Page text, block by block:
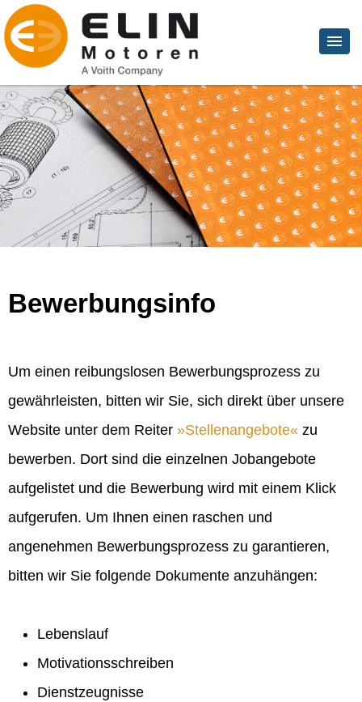
Bewerbungsinfo
Um einen reibungslosen Bewerbungsprozess zu
gewährleisten, bitten wir Sie, sich direkt über unsere
Website unter dem Reiter
Stellenangebote
zu
bewerben. Dort sind die einzelnen Jobangebote
aufgelistet und die Bewerbung wird mit einem Klick
aufgerufen. Um Ihnen einen raschen und
angenehmen Bewerbungsprozess zu garantieren,
bitten wir Sie folgende Dokumente anzuhängen:
Lebenslauf
Motivationsschreiben
Dienstzeugnisse